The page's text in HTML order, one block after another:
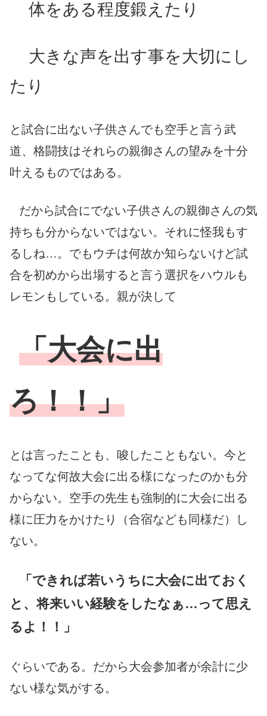
体をある程度鍛えたり
大きな声を出す事を大切にし
たり
と試合に出ない子供さんでも空手と言う武
道、格闘技はそれらの親御さんの望みを十分
叶えるものではある。
だから試合にでない子供さんの親御さんの気
持ちも分からないではない。それに怪我もす
るしね…。でもウチは何故か知らないけど試
合を初めから出場すると言う選択をハウルも
レモンもしている。親が決して
「大会に出
ろ！！」
とは言ったことも、唆したこともない。今と
なってな何故大会に出る様になったのかも分
からない。空手の先生も強制的に大会に出る
様に圧力をかけたり（合宿なども同様だ）し
ない。
「できれば若いうちに大会に出ておく
と、将来いい経験をしたなぁ…って思え
るよ！！」
ぐらいである。だから大会参加者が余計に少
ない様な気がする。